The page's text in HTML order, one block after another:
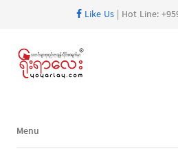
Like Us| Hot Line:
Menu
Menu